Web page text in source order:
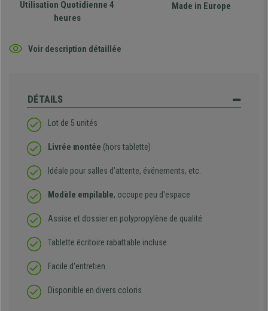
Utilisation Quotidienne 4
heures
Made in Europe
Voir description détaillée
DÉTAILS
Lot de 5 unités
Livrée montée (hors tablette)
Idéale pour salles d’attente, événements, etc.
Modèle empilable, occupe peu d'espace
Assise et dossier en polypropylène de qualité
Tablette écritoire rabattable incluse
Facile d'entretien
Disponible en divers coloris